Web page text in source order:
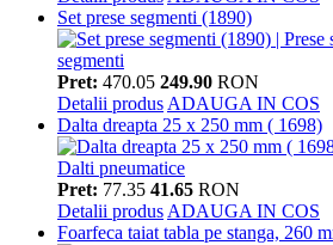
Set prese segmenti (1890)
Pret: 470.05 249.90 RON
Detalii produs ADAUGA IN COS
Dalta dreapta 25 x 250 mm ( 1698)
Pret: 77.35 41.65 RON
Detalii produs ADAUGA IN COS
Foarfeca taiat tabla pe stanga, 260